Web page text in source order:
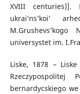
XVIII centuries)].
ukrai’ns’koi’
M.Grushevs’kogo
universystet im.
Liske, 1878 –
bernardyсskiego